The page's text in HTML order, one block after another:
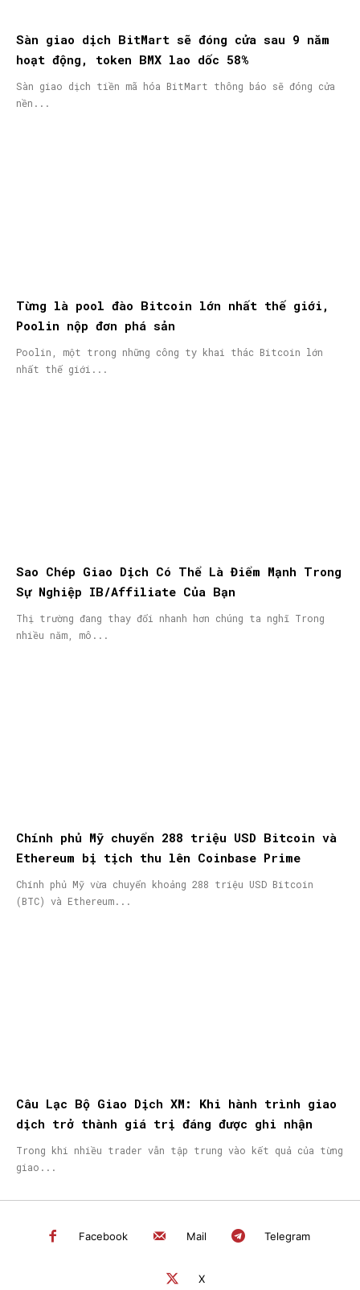
Sàn giao dịch BitMart sẽ đóng cửa sau 9 năm
hoạt động, token BMX lao dốc 58%
Sàn giao dịch tiền mã hóa BitMart thông báo sẽ đóng cửa
nền...
Từng là pool đào Bitcoin lớn nhất thế giới,
Poolin nộp đơn phá sản
Poolin, một trong những công ty khai thác Bitcoin lớn
nhất thế giới...
Sao Chép Giao Dịch Có Thể Là Điểm Mạnh Trong
Sự Nghiệp IB/Affiliate Của Bạn
Thị trường đang thay đổi nhanh hơn chúng ta nghĩ Trong
nhiều năm, mô...
Chính phủ Mỹ chuyển 288 triệu USD Bitcoin và
Ethereum bị tịch thu lên Coinbase Prime
Chính phủ Mỹ vừa chuyển khoảng 288 triệu USD Bitcoin
(BTC) và Ethereum...
Câu Lạc Bộ Giao Dịch XM: Khi hành trình giao
dịch trở thành giá trị đáng được ghi nhận
Trong khi nhiều trader vẫn tập trung vào kết quả của từng
giao...
Facebook Mail Telegram
X